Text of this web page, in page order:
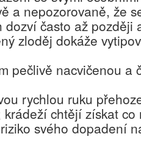
a nepozorovaně, že
dozví často až později
zloděj dokáže
pečlivě nacvičenou a
rychlou ruku
chtějí získat co
svého dopadení